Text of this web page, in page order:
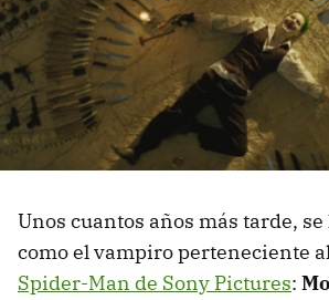
Unos cuantos años más tarde,
como el vampiro perteneciente
Spider-Man de Sony Pictures: